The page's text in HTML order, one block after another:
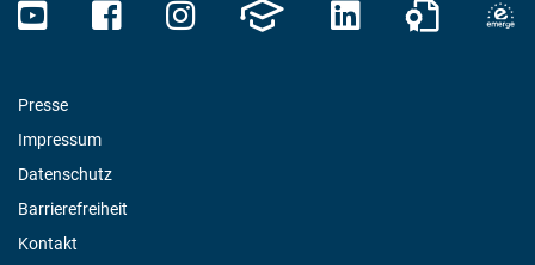
Presse
Impressum
Datenschutz
Barrierefreiheit
Kontakt